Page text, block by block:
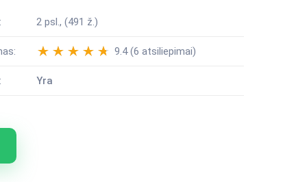
2 psl., (491 ž.)
9.4 (6 atsiliepimai)
Yra